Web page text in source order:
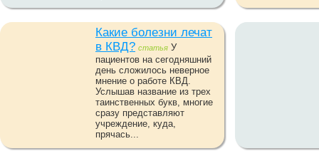
Какие болезни лечат
в КВД? статья У
пациентов на сегодняшний
день сложилось неверное
мнение о работе КВД.
Услышав название из трех
таинственных букв, многие
сразу представляют
учреждение, куда,
прячась...